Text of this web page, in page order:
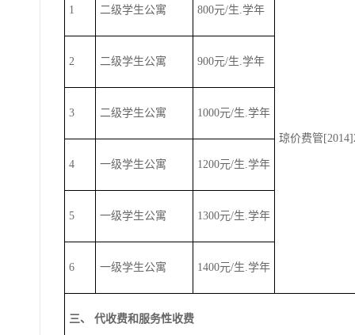
1 二级学生公寓 800元/生.学年
琼价费管
2 二级学生公寓 900元/生.学年
3 二级学生公寓 1000元/生.学年
4 一级学生公寓 1200元/生.学年
5 一级学生公寓 1300元/生.学年
6 一级学生公寓 1400元/生.学年
三、 代收费和服务性收费